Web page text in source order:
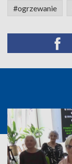
#ogrzewanie